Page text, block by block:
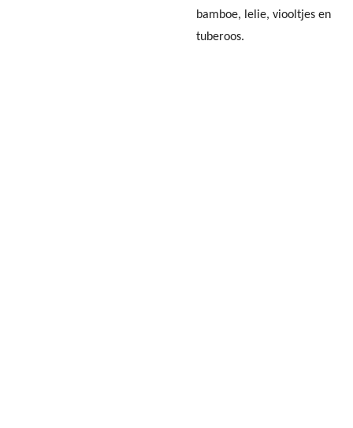
bamboe, lelie, viooltjes en
tuberoos.